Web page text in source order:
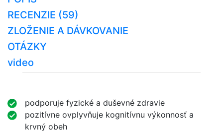
RECENZIE (59)
ZLOŽENIE A DÁVKOVANIE
OTÁZKY
video
podporuje fyzické a duševné zdravie
pozitívne ovplyvňuje kognitívnu výkonnosť a
krvný obeh